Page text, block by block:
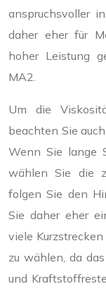
anspruchsvoller
daher eher für
hoher Leistung
MA2.
Um die
beachten Sie
Wenn Sie lange
wählen Sie die
folgen Sie den
Sie daher eher
viele
zu wählen, da
und